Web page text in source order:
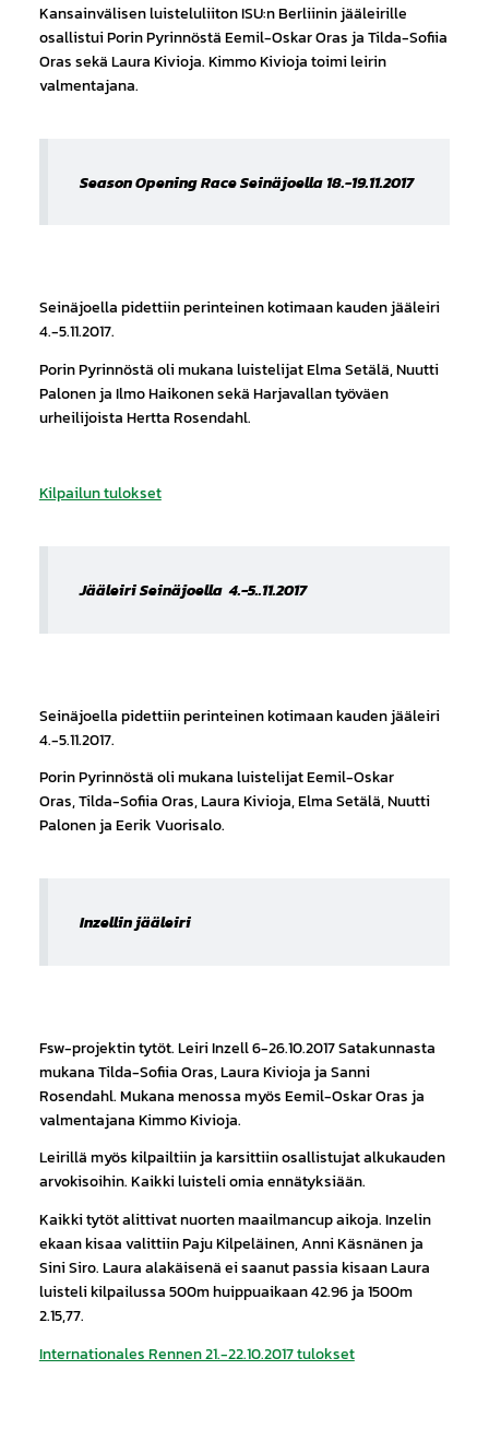
Kansainvälisen luisteluliiton ISU:n Berliinin jääleirille
osallistui Porin Pyrinnöstä Eemil-Oskar Oras ja Tilda-Sofiia
Oras sekä Laura Kivioja. Kimmo Kivioja toimi leirin
valmentajana.
Season Opening Race Seinäjoella 18.-19.11.2017
Seinäjoella pidettiin perinteinen kotimaan kauden jääleiri
4.-5.11.2017.
Porin Pyrinnöstä oli mukana luistelijat Elma Setälä, Nuutti
Palonen ja Ilmo Haikonen sekä Harjavallan työväen
urheilijoista Hertta Rosendahl.
Kilpailun tulokset
Jääleiri Seinäjoella 4.-5..11.2017
Seinäjoella pidettiin perinteinen kotimaan kauden jääleiri
4.-5.11.2017.
Porin Pyrinnöstä oli mukana luistelijat Eemil-Oskar
Oras, Tilda-Sofiia Oras, Laura Kivioja, Elma Setälä, Nuutti
Palonen ja Eerik Vuorisalo.
Inzellin jääleiri
Fsw-projektin tytöt. Leiri Inzell 6-26.10.2017 Satakunnasta
mukana Tilda-Sofiia Oras, Laura Kivioja ja Sanni
Rosendahl. Mukana menossa myös Eemil-Oskar Oras ja
valmentajana Kimmo Kivioja.
Leirillä myös kilpailtiin ja karsittiin osallistujat alkukauden
arvokisoihin. Kaikki luisteli omia ennätyksiään.
Kaikki tytöt alittivat nuorten maailmancup aikoja. Inzelin
ekaan kisaa valittiin Paju Kilpeläinen, Anni Käsnänen ja
Sini Siro. Laura alakäisenä ei saanut passia kisaan Laura
luisteli kilpailussa 500m huippuaikaan 42.96 ja 1500m
2.15,77.
Internationales Rennen 21.-22.10.2017 tulokset